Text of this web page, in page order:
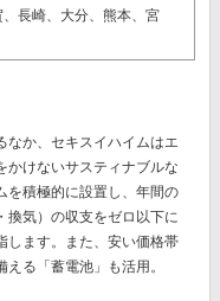
長崎、大分、熊本、宮
か、セキスイハイムはエ
かけないサスティナブルな
積極的に設置し、 年間の
換気）の収支をゼロ以下に
します。また、安い価格帯
える 「蓄電池」 も活用。